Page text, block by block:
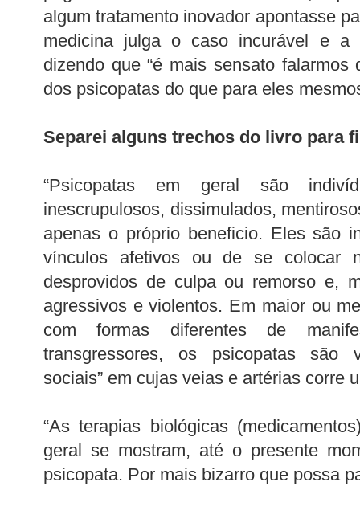
algum tratamento inovador apontasse
medicina julga o caso incurável e a
dizendo que “é mais sensato
dos psicopatas do que para eles
Separei alguns trechos do livro para
“Psicopatas em geral são
inescrupulosos, dissimulados,
apenas o próprio beneficio. Eles são
vínculos afetivos ou de se colocar
desprovidos de culpa ou remorso e,
agressivos e violentos. Em maior ou
com formas diferentes de
transgressores, os psicopatas são
sociais” em cujas veias e artérias corre
“As terapias biológicas
geral se mostram, até o presente
psicopata. Por mais bizarro que possa